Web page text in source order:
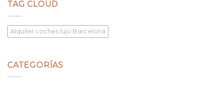
de
coche
TAG CLOUD
Alquiler coches lujo Barcelona
CATEGORÍAS